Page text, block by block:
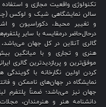
تکنولوژی واقعیت مجازی و
سالن نمایشگاهی شیک و لوکس
و تغییر محیط، دکوراسیون و
درحال‌حاضر درمقایسه با سایر
هنری و تجاری و با میانگین بیش
موفق‌ترین و پربازدیدترین گالری
کردن اولین نگارخانه با
نمایشگاه در جهان‌های ناممکن و
جهان نیز می‌باشد؛ ضمناً پلتفرم
دانشنامه هنر و هنرمندان،